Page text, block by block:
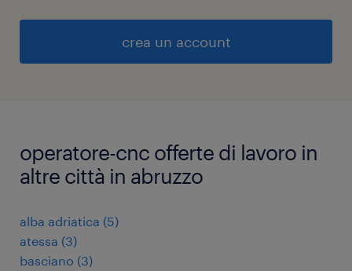
crea un account
operatore-cnc offerte di lavoro in
altre città in abruzzo
alba adriatica (5)
atessa (3)
basciano (3)